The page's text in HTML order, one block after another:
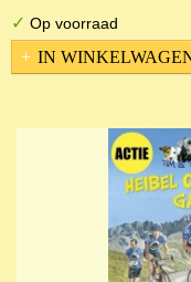
✓ Op voorraad
IN